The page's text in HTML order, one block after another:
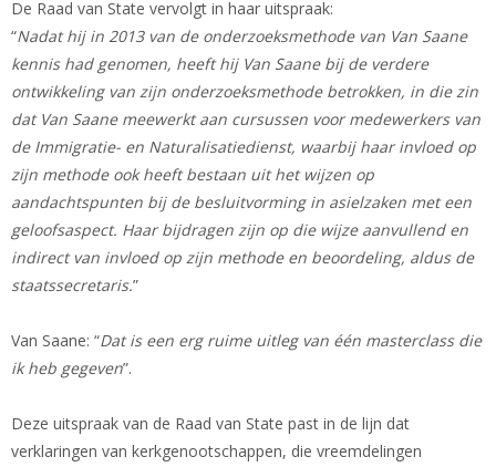
De Raad van State vervolgt in haar uitspraak:
“Nadat hij in 2013 van de onderzoeksmethode van Van Saane
kennis had genomen, heeft hij Van Saane bij de verdere
ontwikkeling van zijn onderzoeksmethode betrokken, in die zin
dat Van Saane meewerkt aan cursussen voor medewerkers van
de Immigratie- en Naturalisatiedienst, waarbij haar invloed op
zijn methode ook heeft bestaan uit het wijzen op
aandachtspunten bij de besluitvorming in asielzaken met een
geloofsaspect. Haar bijdragen zijn op die wijze aanvullend en
indirect van invloed op zijn methode en beoordeling, aldus de
staatssecretaris.”
Van Saane: “Dat is een erg ruime uitleg van één masterclass die
ik heb gegeven”.
Deze uitspraak van de Raad van State past in de lijn dat
verklaringen van kerkgenootschappen, die vreemdelingen